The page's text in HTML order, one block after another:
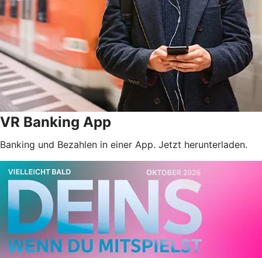
VR Banking App
Banking und Bezahlen in einer App. Jetzt herunterladen.